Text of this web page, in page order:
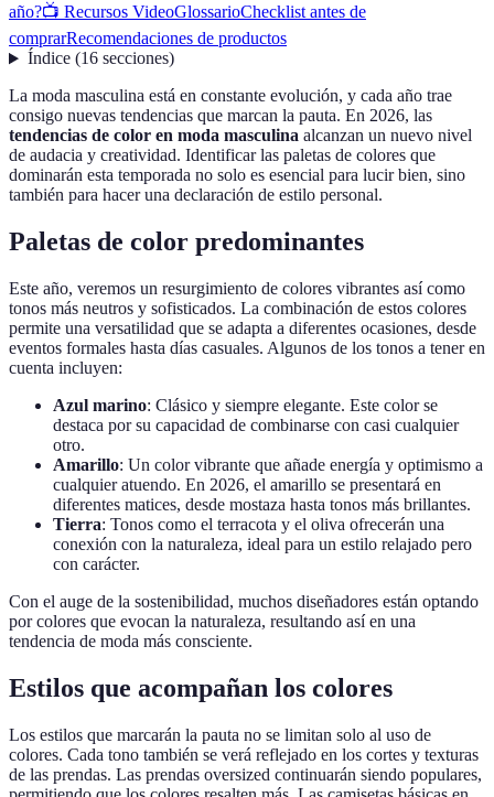
año?📺 Recursos VideoGlossarioChecklist antes de
comprarRecomendaciones de productos
Índice(16 secciones)
La moda masculina está en constante evolución, y cada año trae
consigo nuevas tendencias que marcan la pauta. En 2026, las
tendencias de color en moda masculina alcanzan un nuevo nivel
de audacia y creatividad. Identificar las paletas de colores que
dominarán esta temporada no solo es esencial para lucir bien, sino
también para hacer una declaración de estilo personal.
Paletas de color predominantes
Este año, veremos un resurgimiento de colores vibrantes así como
tonos más neutros y sofisticados. La combinación de estos colores
permite una versatilidad que se adapta a diferentes ocasiones, desde
eventos formales hasta días casuales. Algunos de los tonos a tener en
cuenta incluyen:
Azul marino: Clásico y siempre elegante. Este color se
destaca por su capacidad de combinarse con casi cualquier
otro.
Amarillo: Un color vibrante que añade energía y optimismo a
cualquier atuendo. En 2026, el amarillo se presentará en
diferentes matices, desde mostaza hasta tonos más brillantes.
Tierra: Tonos como el terracota y el oliva ofrecerán una
conexión con la naturaleza, ideal para un estilo relajado pero
con carácter.
Con el auge de la sostenibilidad, muchos diseñadores están optando
por colores que evocan la naturaleza, resultando así en una
tendencia de moda más consciente.
Estilos que acompañan los colores
Los estilos que marcarán la pauta no se limitan solo al uso de
colores. Cada tono también se verá reflejado en los cortes y texturas
de las prendas. Las prendas oversized continuarán siendo populares,